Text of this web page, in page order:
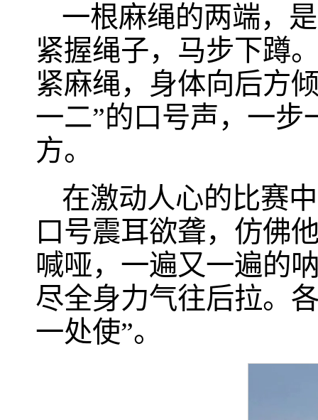
一根麻绳的两端，
紧握绳子，马步下蹲
紧麻绳，身体向后方
一二”的口号声，一
方。
在激动人心的比赛
口号震耳欲聋，仿佛
喊哑，一遍又一遍的
尽全身力气往后拉。
一处使”。